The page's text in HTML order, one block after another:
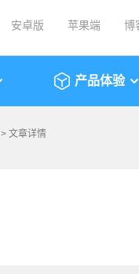
安卓版 苹果端 博
产品体验
> 文章详情